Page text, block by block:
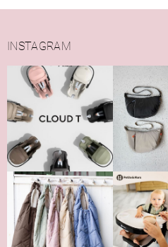
Vložením hodnotenie súhlasíte s
osobných údajov
INSTAGRAM